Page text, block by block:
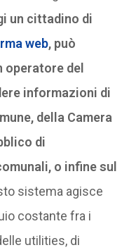
un cittadino di
web, può
operatore del
informazioni di
della Camera
di
o infine sul
sistema agisce
costante fra i
utilities, di